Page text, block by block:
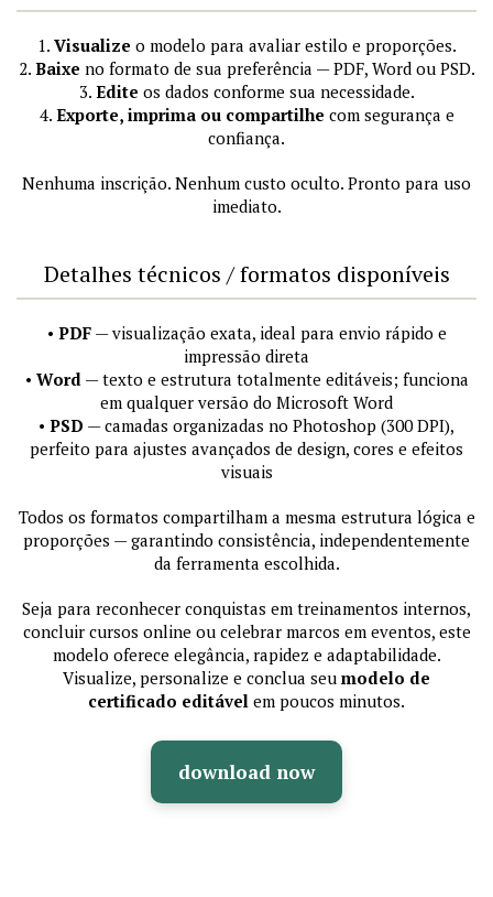
1. Visualize o modelo para avaliar estilo e proporções.
2. Baixe no formato de sua preferência — PDF, Word ou PSD.
3. Edite os dados conforme sua necessidade.
4. Exporte, imprima ou compartilhe com segurança e
confiança.
Nenhuma inscrição. Nenhum custo oculto. Pronto para uso
imediato.
Detalhes técnicos / formatos disponíveis
• PDF— visualização exata, ideal para envio rápido e
impressão direta
• Word— texto e estrutura totalmente editáveis; funciona
em qualquer versão do Microsoft Word
• PSD — camadas organizadas no Photoshop (300 DPI),
perfeito para ajustes avançados de design, cores e efeitos
visuais
Todos os formatos compartilham a mesma estrutura lógica e
proporções — garantindo consistência, independentemente
da ferramenta escolhida.
Seja para reconhecer conquistas em treinamentos internos,
concluir cursos online ou celebrar marcos em eventos, este
modelo oferece elegância, rapidez e adaptabilidade.
Visualize, personalize e conclua seu modelo de
certificado editável em poucos minutos.
download now